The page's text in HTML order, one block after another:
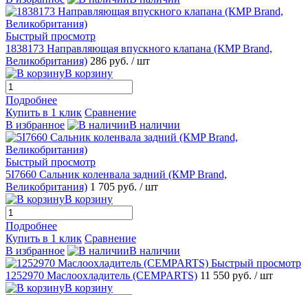
Быстрый просмотр
1838173 Направляющая впускного клапана (КMP Brand,
Великобритания) 286 руб. / шт
В корзину
Подробнее
Купить в 1 клик Сравнение
В избранное
В наличии
Быстрый просмотр
5I7660 Сальник коленвала задний (КMP Brand,
Великобритания) 1 705 руб. / шт
В корзину
Подробнее
Купить в 1 клик Сравнение
В избранное
В наличии
Быстрый просмотр
1252970 Маслоохладитель (CEMPARTS) 11 550 руб. / шт
В корзину